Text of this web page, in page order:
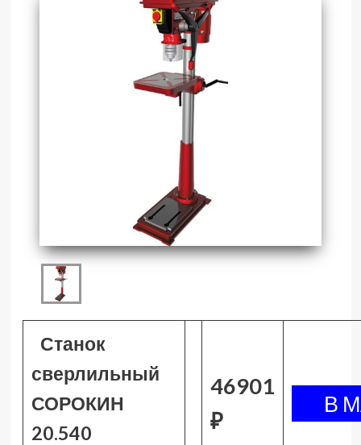
Станок
сверлильный
СОРОКИН
20.540
46901
₽